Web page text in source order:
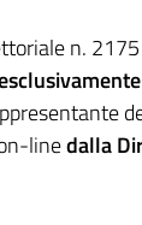
n.
linedalla